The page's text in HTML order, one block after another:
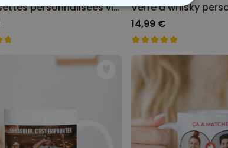
Chaussettes personnalisées visage motif super-héros
14,99 €
COMMERCIALISATION NON CLASSÉ